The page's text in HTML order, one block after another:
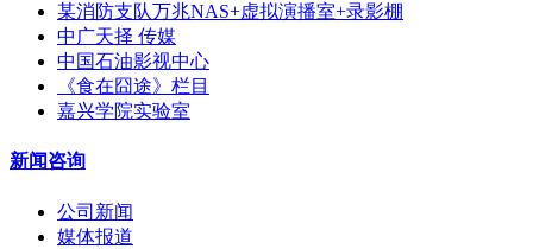
某消防支队万兆NAS+虚拟演播室+录影棚
中广天择 传媒
中国石油影视中心
《食在囧途》栏目
嘉兴学院实验室
新闻咨询
公司新闻
媒体报道